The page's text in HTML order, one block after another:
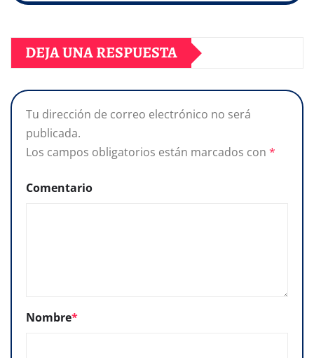
DEJA UNA RESPUESTA
Tu dirección de correo electrónico no será
publicada.
Los campos obligatorios están marcados con *
Comentario
Nombre*